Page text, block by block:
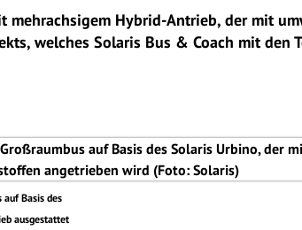
mehrachsigem Hybrid-Antrieb, der mit
welches Solaris Bus & Coach mit den
Basis des
ausgestattet